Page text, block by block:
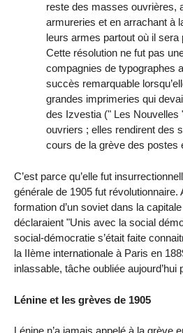
reste des masses ouvrières,
armureries et en arrachant à
leurs armes partout où il sera
Cette résolution ne fut pas
compagnies de typographes
succès remarquable
grandes imprimeries qui
des Izvestia (" Les Nouvelles
ouvriers ; elles rendirent des
cours de la grève des postes
C’est parce qu’elle fut
générale de 1905 fut révolutionnaire.
formation d’un soviet dans la
déclaraient "Unis avec la social
social-démocratie s’était faite
la IIème internationale à Paris en
inlassable, tâche oubliée aujourd’hui
Lénine et les grèves de 1905